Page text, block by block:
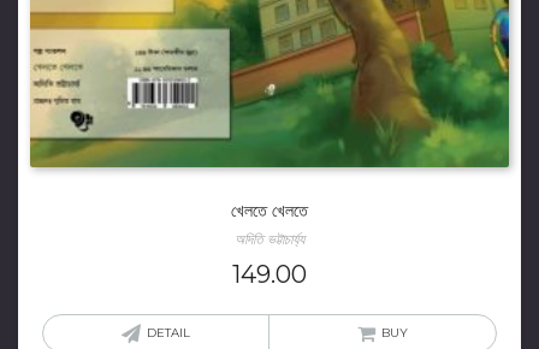
খেলতে খেলতে
অদিতি ভট্টাচার্য্য
149.00
DETAIL BUY